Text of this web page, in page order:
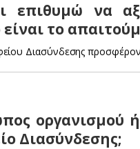
επιθυμώ να
το
Διασύνδεσης
οργανισμού
Διασύνδεσης;